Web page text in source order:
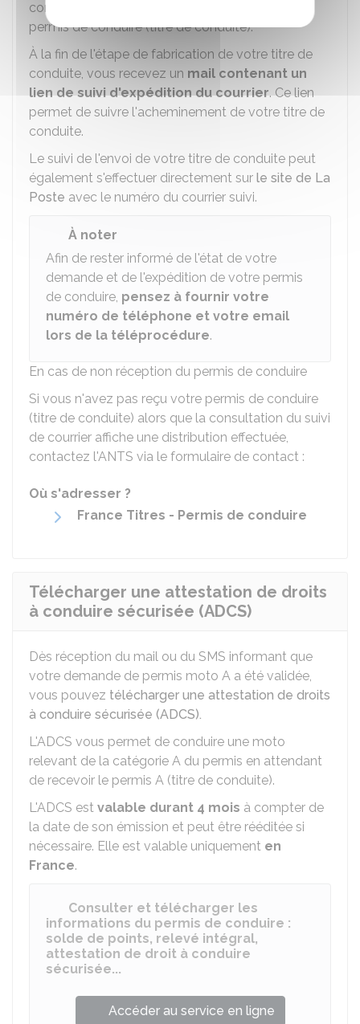
compter
permis de conduire (titre de conduite).
À la fin de l'étape de fabrication de votre titre de
conduite, vous recevez un mail contenant un
lien de suivi d'expédition du courrier. Ce lien
permet de suivre l'acheminement de votre titre de
conduite.
Le suivi de l'envoi de votre titre de conduite peut
également s'effectuer directement sur le site de La
Poste avec le numéro du courrier suivi.
À noter
Afin de rester informé de l'état de votre
demande et de l'expédition de votre permis
de conduire, pensez à fournir votre
numéro de téléphone et votre email
lors de la téléprocédure.
En cas de non réception du permis de conduire
Si vous n'avez pas reçu votre permis de conduire
(titre de conduite) alors que la consultation du suivi
de courrier affiche une distribution effectuée,
contactez l'ANTS via le formulaire de contact :
Où s'adresser ?
France Titres - Permis de conduire
Télécharger une attestation de droits
à conduire sécurisée (ADCS)
Dès réception du mail ou du SMS informant que
votre demande de permis moto A a été validée,
vous pouvez télécharger une attestation de droits
à conduire sécurisée (ADCS).
L'ADCS vous permet de conduire une moto
relevant de la catégorie A du permis en attendant
de recevoir le permis A (titre de conduite).
L'ADCS est valable durant 4 mois à compter de
la date de son émission et peut être rééditée si
nécessaire. Elle est valable uniquement en
France.
Consulter et télécharger les
informations du permis de conduire :
solde de points, relevé intégral,
attestation de droit à conduire
sécurisée...
Accéder au service en ligne